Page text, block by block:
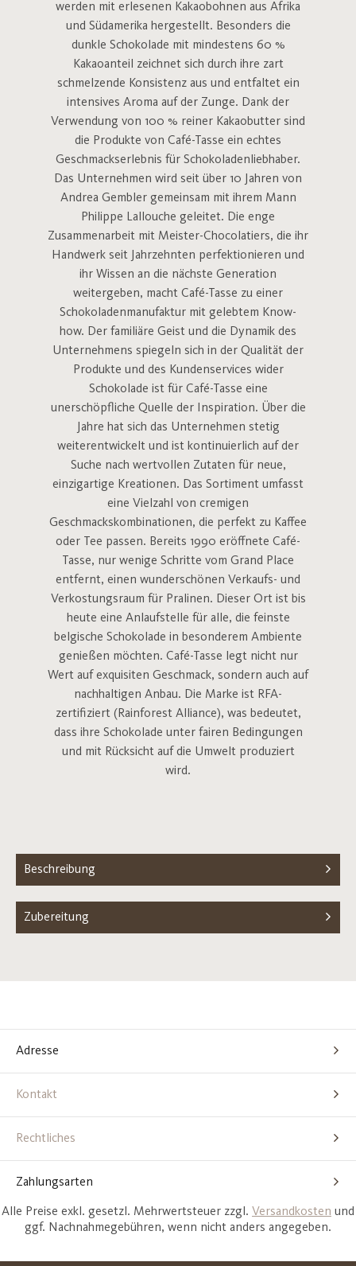
werden mit erlesenen Kakaobohnen aus Afrika
und Südamerika hergestellt. Besonders die
dunkle Schokolade mit mindestens 60 %
Kakaoanteil zeichnet sich durch ihre zart
schmelzende Konsistenz aus und entfaltet ein
intensives Aroma auf der Zunge. Dank der
Verwendung von 100 % reiner Kakaobutter sind
die Produkte von Café-Tasse ein echtes
Geschmackserlebnis für Schokoladenliebhaber.
Das Unternehmen wird seit über 10 Jahren von
Andrea Gembler gemeinsam mit ihrem Mann
Philippe Lallouche geleitet. Die enge
Zusammenarbeit mit Meister-Chocolatiers, die ihr
Handwerk seit Jahrzehnten perfektionieren und
ihr Wissen an die nächste Generation
weitergeben, macht Café-Tasse zu einer
Schokoladenmanufaktur mit gelebtem Know-
how. Der familiäre Geist und die Dynamik des
Unternehmens spiegeln sich in der Qualität der
Produkte und des Kundenservices wider
Schokolade ist für Café-Tasse eine
unerschöpfliche Quelle der Inspiration. Über die
Jahre hat sich das Unternehmen stetig
weiterentwickelt und ist kontinuierlich auf der
Suche nach wertvollen Zutaten für neue,
einzigartige Kreationen. Das Sortiment umfasst
eine Vielzahl von cremigen
Geschmackskombinationen, die perfekt zu Kaffee
oder Tee passen. Bereits 1990 eröffnete Café-
Tasse, nur wenige Schritte vom Grand Place
entfernt, einen wunderschönen Verkaufs- und
Verkostungsraum für Pralinen. Dieser Ort ist bis
heute eine Anlaufstelle für alle, die feinste
belgische Schokolade in besonderem Ambiente
genießen möchten. Café-Tasse legt nicht nur
Wert auf exquisiten Geschmack, sondern auch auf
nachhaltigen Anbau. Die Marke ist RFA-
zertifiziert (Rainforest Alliance), was bedeutet,
dass ihre Schokolade unter fairen Bedingungen
und mit Rücksicht auf die Umwelt produziert
wird.
Beschreibung
Zubereitung
Adresse
Kontakt
Rechtliches
Zahlungsarten
Alle Preise exkl. gesetzl. Mehrwertsteuer zzgl. Versandkosten und
ggf. Nachnahmegebühren, wenn nicht anders angegeben.